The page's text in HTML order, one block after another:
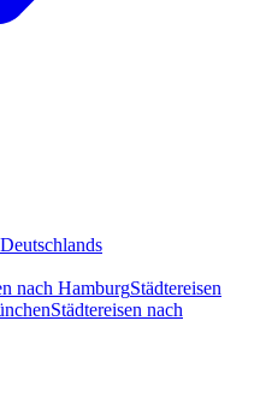
nach HamburgStädtereisen
Städtereisen nach